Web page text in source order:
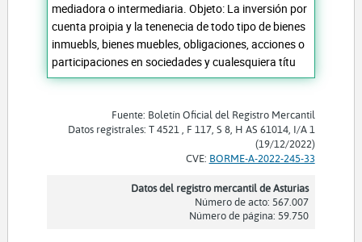
mediadora o intermediaria. Objeto: La inversión por
cuenta proipia y la tenenecia de todo tipo de bienes
inmuebls, bienes muebles, obligaciones, acciones o
participaciones en sociedades y cualesquiera títu
Fuente: Boletín Oficial del Registro Mercantil
Datos registrales: T 4521 , F 117, S 8, H AS 61014, I/A 1
(19/12/2022)
CVE: BORME-A-2022-245-33
Datos del registro mercantil de Asturias
Número de acto: 567.007
Número de página: 59.750